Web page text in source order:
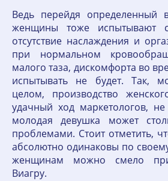
Ведь перейдя определенный
женщины тоже испытывают
отсутствие наслаждения и
при нормальном
малого таза, дискомфорта во
испытывать не будет. Так,
целом, производство
удачный ход маркетологов,
молодая девушка может
проблемами. Стоит отметить,
абсолютно одинаковы по
женщинам можно смело
Виагру.